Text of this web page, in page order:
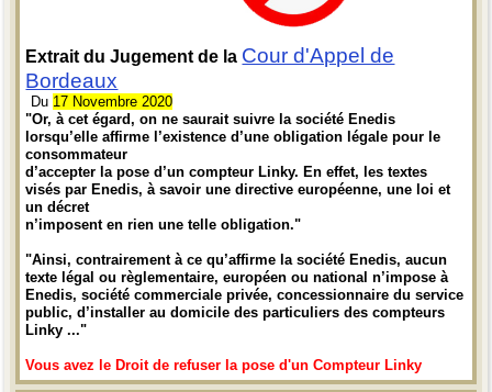
Extrait du Jugement de la Cour d'Appel de
Bordeaux
Du 17 Novembre 2020
"Or, à cet égard, on ne saurait suivre la société Enedis
lorsqu’elle affirme l’existence d’une obligation légale pour le
consommateur
d’accepter la pose d’un compteur Linky. En effet, les textes
visés par Enedis, à savoir une directive européenne, une loi et
un décret
n’imposent en rien une telle obligation."
"Ainsi, contrairement à ce qu’affirme la société Enedis, aucun
texte légal ou règlementaire, européen ou national n’impose à
Enedis, société commerciale privée, concessionnaire du service
public, d’installer au domicile des particuliers des compteurs
Linky ..."
Vous avez le Droit de refuser la pose d'un Compteur Linky